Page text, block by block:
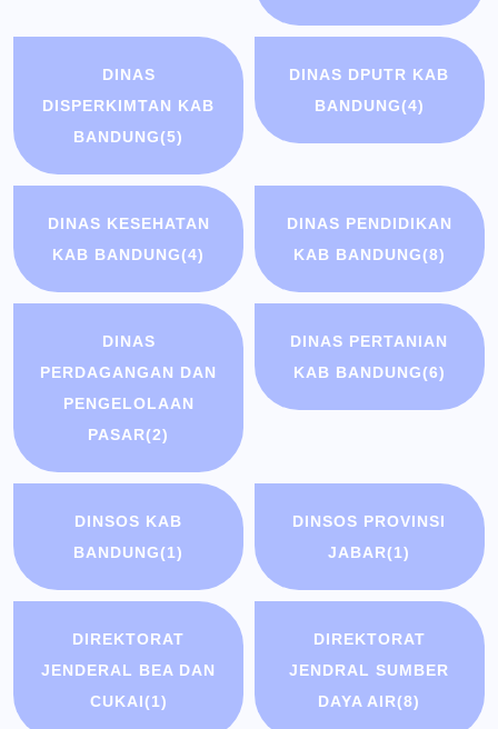
DINAS
DISPERKIMTAN KAB
BANDUNG(5)
DINAS DPUTR KAB
BANDUNG(4)
DINAS KESEHATAN
KAB BANDUNG(4)
DINAS PENDIDIKAN
KAB BANDUNG(8)
DINAS
PERDAGANGAN DAN
PENGELOLAAN
PASAR(2)
DINAS PERTANIAN
KAB BANDUNG(6)
DINSOS KAB
BANDUNG(1)
DINSOS PROVINSI
JABAR(1)
DIREKTORAT
JENDERAL BEA DAN
CUKAI(1)
DIREKTORAT
JENDRAL SUMBER
DAYA AIR(8)